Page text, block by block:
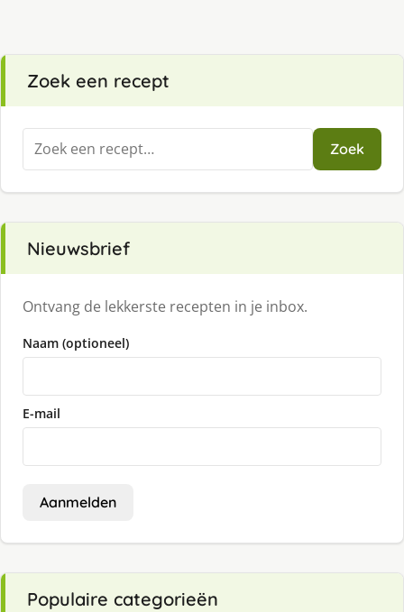
Zoek een recept
Zoeken
naar:
Zoek
Nieuwsbrief
Ontvang de lekkerste recepten in je inbox.
Naam (optioneel)
E-mail
Aanmelden
Populaire categorieën